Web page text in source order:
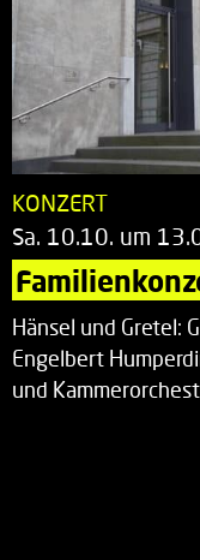
KONZERT
Sa. 10.10. um
Hänsel und Gretel:
Engelbert
und